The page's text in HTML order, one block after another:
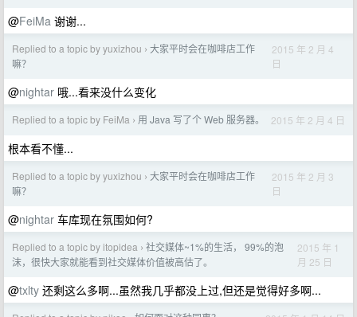
@FeiMa 谢谢...
Replied to a topic by yuxizhou › 大家平时会在咖啡店工作
嘛？
2015 年 2 月 4
日
@nightar 哦...看来没什么变化
Replied to a topic by FeiMa › 用 Java 写了个 Web 服务器。 2015 年 2 月 4 日
根本看不懂...
Replied to a topic by yuxizhou › 大家平时会在咖啡店工作
嘛？
2015 年 2 月 3
日
@nightar 车库现在氛围如何?
Replied to a topic by itopidea › 社交媒体~1%的生活， 99%的泡
沫，很快大家就能看到社交媒体价值被高估了。
2015 年 1
月 25 日
@txlty 还剩这么多啊...虽然我几乎都没上过,但还是觉得好多啊...